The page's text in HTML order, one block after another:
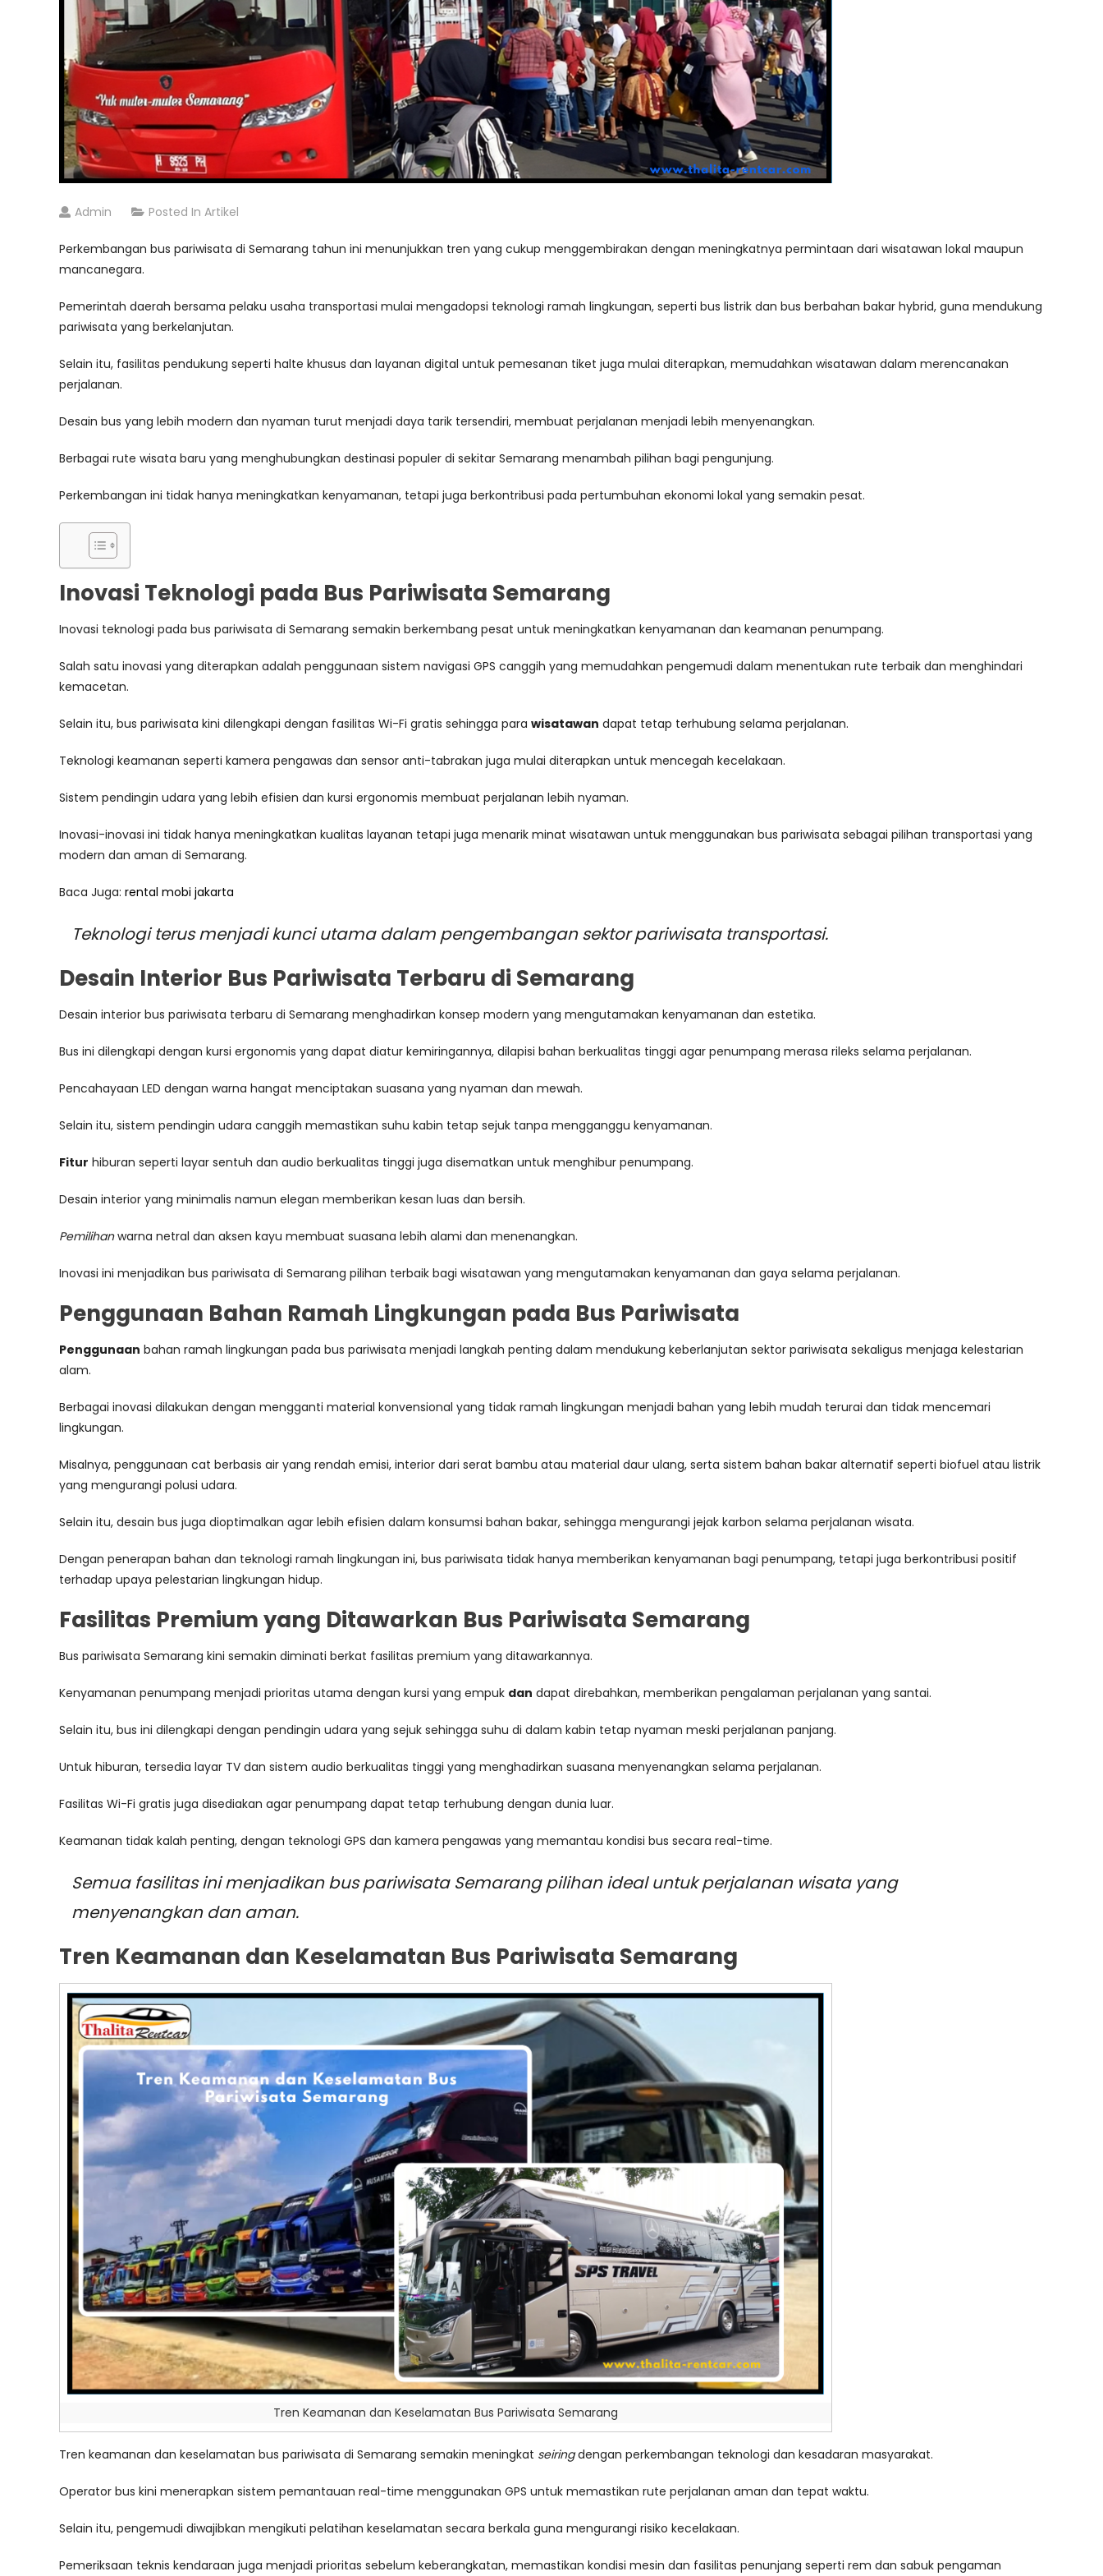
Admin Posted In Artikel
Perkembangan bus pariwisata di Semarang tahun ini menunjukkan tren yang cukup menggembirakan dengan meningkatnya permintaan dari wisatawan lokal maupun
mancanegara.
Pemerintah daerah bersama pelaku usaha transportasi mulai mengadopsi teknologi ramah lingkungan, seperti bus listrik dan bus berbahan bakar hybrid, guna mendukung
pariwisata yang berkelanjutan.
Selain itu, fasilitas pendukung seperti halte khusus dan layanan digital untuk pemesanan tiket juga mulai diterapkan, memudahkan wisatawan dalam merencanakan
perjalanan.
Desain bus yang lebih modern dan nyaman turut menjadi daya tarik tersendiri, membuat perjalanan menjadi lebih menyenangkan.
Berbagai rute wisata baru yang menghubungkan destinasi populer di sekitar Semarang menambah pilihan bagi pengunjung.
Perkembangan ini tidak hanya meningkatkan kenyamanan, tetapi juga berkontribusi pada pertumbuhan ekonomi lokal yang semakin pesat.
Inovasi Teknologi pada Bus Pariwisata Semarang
Inovasi teknologi pada bus pariwisata di Semarang semakin berkembang pesat untuk meningkatkan kenyamanan dan keamanan penumpang.
Salah satu inovasi yang diterapkan adalah penggunaan sistem navigasi GPS canggih yang memudahkan pengemudi dalam menentukan rute terbaik dan menghindari
kemacetan.
Selain itu, bus pariwisata kini dilengkapi dengan fasilitas Wi-Fi gratis sehingga para wisatawan dapat tetap terhubung selama perjalanan.
Teknologi keamanan seperti kamera pengawas dan sensor anti-tabrakan juga mulai diterapkan untuk mencegah kecelakaan.
Sistem pendingin udara yang lebih efisien dan kursi ergonomis membuat perjalanan lebih nyaman.
Inovasi-inovasi ini tidak hanya meningkatkan kualitas layanan tetapi juga menarik minat wisatawan untuk menggunakan bus pariwisata sebagai pilihan transportasi yang
modern dan aman di Semarang.
Baca Juga: rental mobi jakarta
Teknologi terus menjadi kunci utama dalam pengembangan sektor pariwisata transportasi.
Desain Interior Bus Pariwisata Terbaru di Semarang
Desain interior bus pariwisata terbaru di Semarang menghadirkan konsep modern yang mengutamakan kenyamanan dan estetika.
Bus ini dilengkapi dengan kursi ergonomis yang dapat diatur kemiringannya, dilapisi bahan berkualitas tinggi agar penumpang merasa rileks selama perjalanan.
Pencahayaan LED dengan warna hangat menciptakan suasana yang nyaman dan mewah.
Selain itu, sistem pendingin udara canggih memastikan suhu kabin tetap sejuk tanpa mengganggu kenyamanan.
Fitur hiburan seperti layar sentuh dan audio berkualitas tinggi juga disematkan untuk menghibur penumpang.
Desain interior yang minimalis namun elegan memberikan kesan luas dan bersih.
Pemilihanwarna netral dan aksen kayu membuat suasana lebih alami dan menenangkan.
Inovasi ini menjadikan bus pariwisata di Semarang pilihan terbaik bagi wisatawan yang mengutamakan kenyamanan dan gaya selama perjalanan.
Penggunaan Bahan Ramah Lingkungan pada Bus Pariwisata
Penggunaan bahan ramah lingkungan pada bus pariwisata menjadi langkah penting dalam mendukung keberlanjutan sektor pariwisata sekaligus menjaga kelestarian
alam.
Berbagai inovasi dilakukan dengan mengganti material konvensional yang tidak ramah lingkungan menjadi bahan yang lebih mudah terurai dan tidak mencemari
lingkungan.
Misalnya, penggunaan cat berbasis air yang rendah emisi, interior dari serat bambu atau material daur ulang, serta sistem bahan bakar alternatif seperti biofuel atau listrik
yang mengurangi polusi udara.
Selain itu, desain bus juga dioptimalkan agar lebih efisien dalam konsumsi bahan bakar, sehingga mengurangi jejak karbon selama perjalanan wisata.
Dengan penerapan bahan dan teknologi ramah lingkungan ini, bus pariwisata tidak hanya memberikan kenyamanan bagi penumpang, tetapi juga berkontribusi positif
terhadap upaya pelestarian lingkungan hidup.
Fasilitas Premium yang Ditawarkan Bus Pariwisata Semarang
Bus pariwisata Semarang kini semakin diminati berkat fasilitas premium yang ditawarkannya.
Kenyamanan penumpang menjadi prioritas utama dengan kursi yang empuk dan dapat direbahkan, memberikan pengalaman perjalanan yang santai.
Selain itu, bus ini dilengkapi dengan pendingin udara yang sejuk sehingga suhu di dalam kabin tetap nyaman meski perjalanan panjang.
Untuk hiburan, tersedia layar TV dan sistem audio berkualitas tinggi yang menghadirkan suasana menyenangkan selama perjalanan.
Fasilitas Wi-Fi gratis juga disediakan agar penumpang dapat tetap terhubung dengan dunia luar.
Keamanan tidak kalah penting, dengan teknologi GPS dan kamera pengawas yang memantau kondisi bus secara real-time.
Semua fasilitas ini menjadikan bus pariwisata Semarang pilihan ideal untuk perjalanan wisata yang
menyenangkan dan aman.
Tren Keamanan dan Keselamatan Bus Pariwisata Semarang
Tren Keamanan dan Keselamatan Bus Pariwisata Semarang
Tren keamanan dan keselamatan bus pariwisata di Semarang semakin meningkat seiringdengan perkembangan teknologi dan kesadaran masyarakat.
Operator bus kini menerapkan sistem pemantauan real-time menggunakan GPS untuk memastikan rute perjalanan aman dan tepat waktu.
Selain itu, pengemudi diwajibkan mengikuti pelatihan keselamatan secara berkala guna mengurangi risiko kecelakaan.
Pemeriksaan teknis kendaraan juga menjadi prioritas sebelum keberangkatan, memastikan kondisi mesin dan fasilitas penunjang seperti rem dan sabuk pengaman